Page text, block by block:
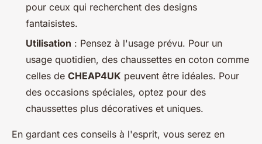
pour ceux qui recherchent des designs
fantaisistes.
Utilisation : Pensez à l'usage prévu. Pour un
usage quotidien, des chaussettes en coton comme
celles de CHEAP4UK peuvent être idéales. Pour
des occasions spéciales, optez pour des
chaussettes plus décoratives et uniques.
En gardant ces conseils à l'esprit, vous serez en